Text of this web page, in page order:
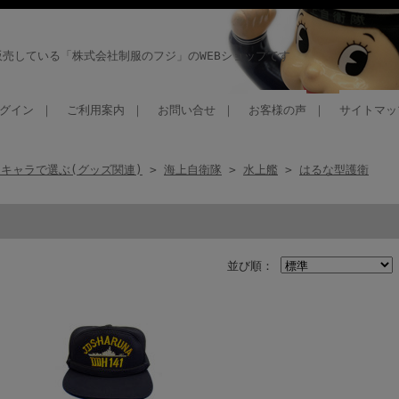
している「株式会社制服のフジ」のWEBショップです
イン ご利用案内 お問い合せ お客様の声 サイトマ
ャラで選ぶ(グッズ関連) > 海上自衛隊 > 水上艦 > はるな型護衛
並び順：